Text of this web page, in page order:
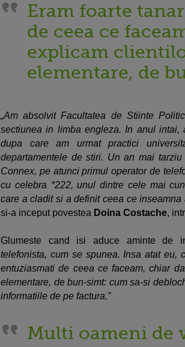
Eram foarte
de ceea ce
explicam
elementare, de
„Am absolvit Facultatea de Stiinte
sectiunea in limba engleza. In anul intai,
dupa care am urmat practici
departamentele de stiri. Un an mai
Connex, pe atunci primul operator de
cu celebra *222, unul dintre cele mai
care a cladit si a definit ceea ce
si-a inceput povestea Doina Costache,
Glumeste cand isi aduce aminte de
telefonista, cum se spunea. Insa atat eu,
entuziasmati de ceea ce faceam, chiar
elementare, de bun-simt: cum sa-si
informatiile de pe factura.”
Multi oameni de